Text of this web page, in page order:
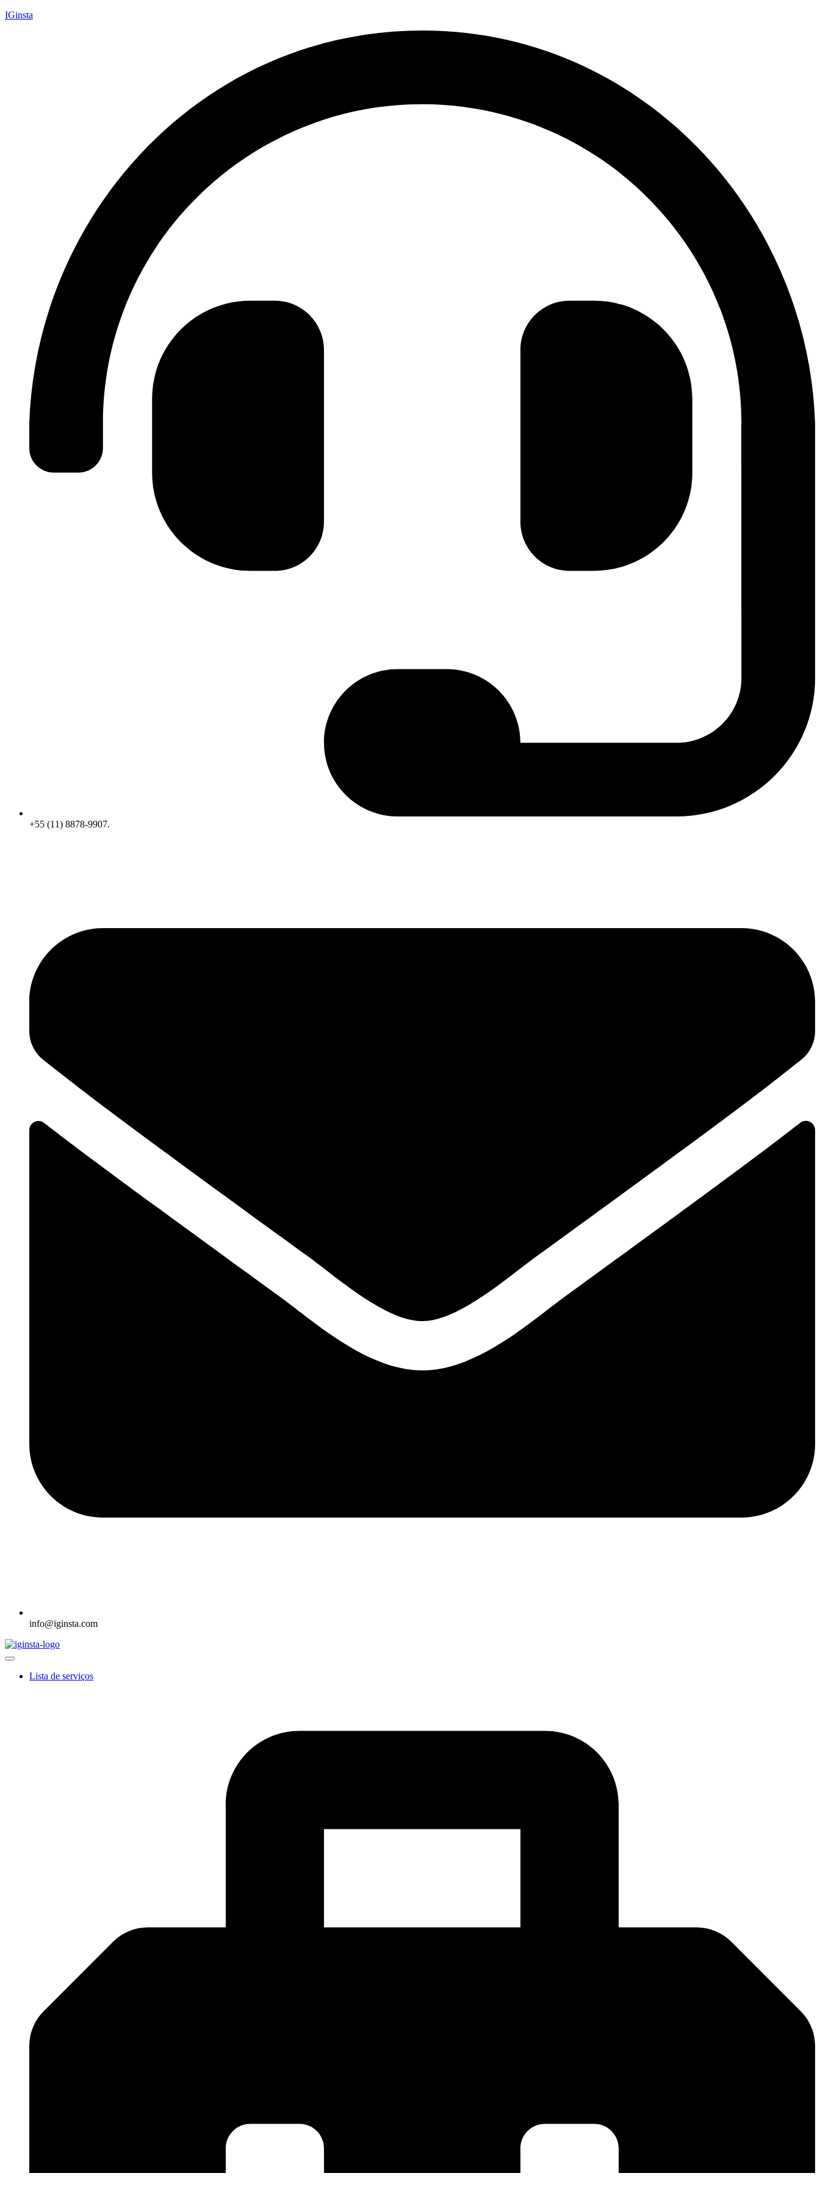
IGinsta
+55 (11) 8878-9907.
info@iginsta.com
Lista de serviços